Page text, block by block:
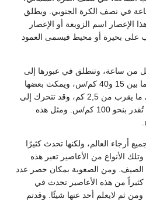
في نصف الكرة الجنوبي. ويطلق
اسم الزوبعة أو الإعصار
على بحيرة أو محيط فيسمى العمود
من ساعة، وتنطلق في عبورها إلى
مسافة 30 كم، بسرعة تتراوح ما بين 15 و40 كم/س، ويمكث بعضها
بضع ساعات، ويصل قطرها إلى ما يقرب من 2,5 كم، وقد تتحرك إلى
مسافة 300كم أو أكثر، بسرعة تُقدر بنحو 100 كم/س. ومثل هذه
أرجاء العالم، ولكنها تحدث كثيرًا
الأنواع من الأعاصير تعبر هذه
الصيف. ومن الصعوبة بمكان حصر عدد
كثيراً من هذه الأعاصير تحدث في
ومن ثم لايعلم أحد عنها شيئًا. وقدتم